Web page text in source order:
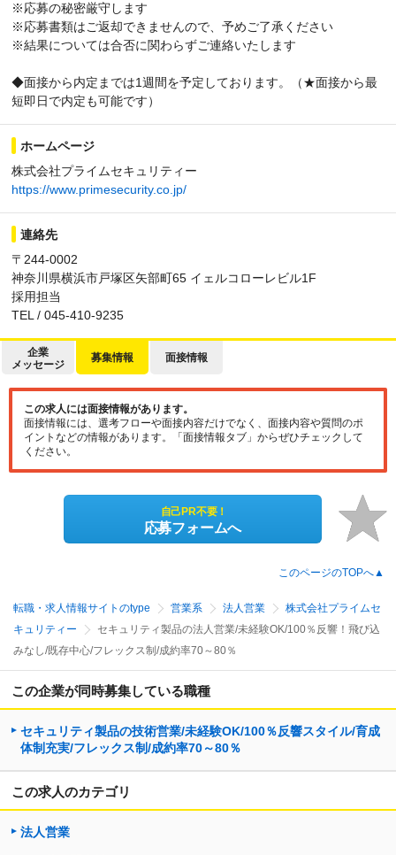
※応募の秘密厳守します
※応募書類はご返却できませんので、予めご了承ください
※結果については合否に関わらずご連絡いたします
◆面接から内定までは1週間を予定しております。（★面接から最
短即日で内定も可能です）
ホームページ
株式会社プライムセキュリティー
https://www.primesecurity.co.jp/
連絡先
〒244-0002
神奈川県横浜市戸塚区矢部町65 イェルコローレビル1F
採用担当
TEL / 045-410-9235
企業
メッセージ
募集情報 面接情報
この求人には面接情報があります。
面接情報には、選考フローや面接内容だけでなく、面接内容や質問のポ
イントなどの情報があります。「面接情報タブ」からぜひチェックして
ください。
自己PR不要！
応募フォームへ
このページのTOPへ▲
転職・求人情報サイトのtype 営業系 法人営業
株式会社プライムセ
キュリティー
セキュリティ製品の法人営業/未経験OK/100％反響！飛び込
みなし/既存中心/フレックス制/成約率70～80％
この企業が同時募集している職種
セキュリティ製品の技術営業/未経験OK/100％反響スタイル/育成
体制充実/フレックス制/成約率70～80％
この求人のカテゴリ
法人営業